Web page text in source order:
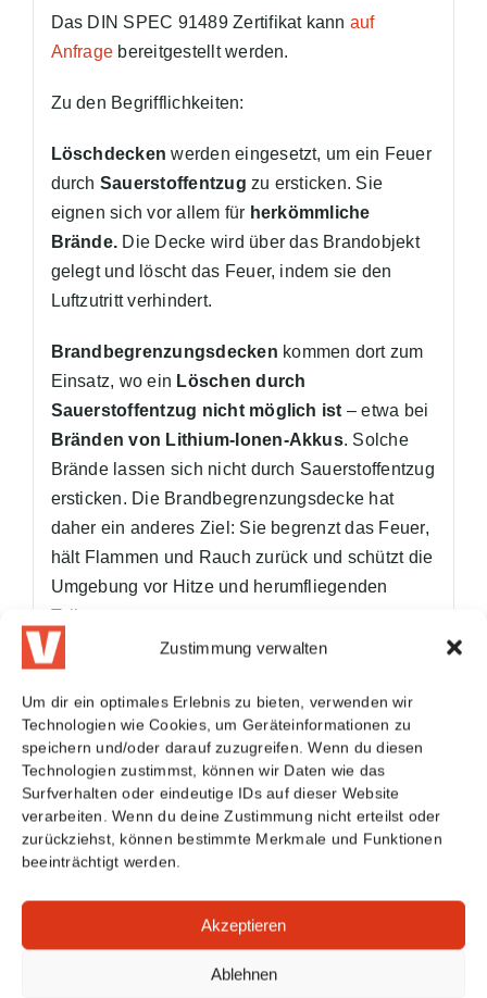
Zustimmung verwalten
Um dir ein optimales Erlebnis zu bieten, verwenden wir
Technologien wie Cookies, um Geräteinformationen zu
speichern und/oder darauf zuzugreifen. Wenn du diesen
Technologien zustimmst, können wir Daten wie das
Surfverhalten oder eindeutige IDs auf dieser Website
verarbeiten. Wenn du deine Zustimmung nicht erteilst oder
zurückziehst, können bestimmte Merkmale und Funktionen
beeinträchtigt werden.
Akzeptieren
Ablehnen
Das DIN SPEC 91489 Zertifikat kann auf
Anfrage bereitgestellt werden.
Zu den Begrifflichkeiten:
Löschdecken werden eingesetzt, um ein Feuer
durch Sauerstoffentzug zu ersticken. Sie
eignen sich vor allem für herkömmliche
Brände. Die Decke wird über das Brandobjekt
gelegt und löscht das Feuer, indem sie den
Luftzutritt verhindert.
Brandbegrenzungsdecken kommen dort zum
Einsatz, wo ein Löschen durch
Sauerstoffentzug nicht möglich ist– etwa bei
Bränden von Lithium-Ionen-Akkus. Solche
Brände lassen sich nicht durch Sauerstoffentzug
ersticken. Die Brandbegrenzungsdecke hat
daher ein anderes Ziel: Sie begrenzt das Feuer,
hält Flammen und Rauch zurück und schützt die
Umgebung vor Hitze und herumfliegenden
Teilen.
Zusammengefasst:
Löschdecke: löscht das Feuer durch
Sauerstoffentzug
Brandbegrenzungsdecke: grenzt Akku-Brände
ein, wenn Löschen nicht möglich ist
Da umgangssprachlich zwischen den beiden
Begriffen (noch) nicht unterschieden wird,
Zum Artikel